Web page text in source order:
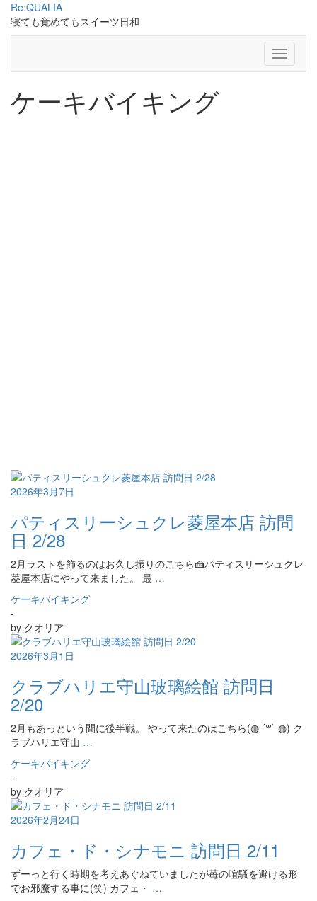
Skip
content
Re:QUALIA
寝ても覚めてもスイーツ日和
Toggle
ケーキバイキング
2026年3月7日
パティスリーシュクレ菱屋本店 訪問
日 2/28
2月ラストを飾るのはお久し振りのこちら🍰パティスリーシュクレ
菱屋本店にやって来ました。 最 …
ケーキバイキング
-
by クオリア
2026年3月1日
クラブハリエ守山玻璃絵館 訪問日
2/20
2月もあっという間に後半戦。 やって来たのはこちら(◍︎ ´꒳` ◍︎) ク
ラブハリエ守山 …
ケーキバイキング
-
by クオリア
2026年2月24日
カフェ・ド・シナモニ 訪問日 2/11
ずーっと行く時期を考えあぐねていましたが苺の喧騒を避ける形
でお邪魔する事に(笑) カフェ・ …